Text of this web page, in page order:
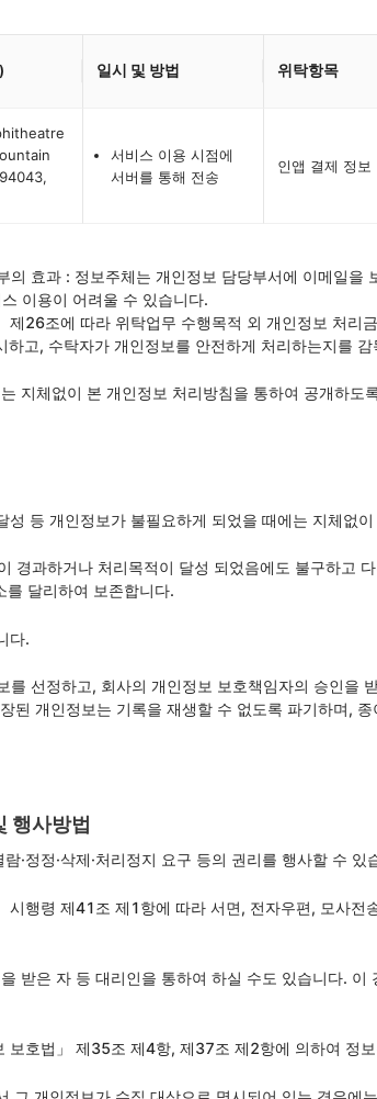
일시 및 방법 위탁항목
서비스 이용 시점에
서버를 통해 전송
인앱 결제 정보
의 효과 : 정보주체는 개인정보 담당부서에 이메일
이용이 어려울 수 있습니다.
26조에 따라 위탁업무 수행목적 외 개인정보 처리
고, 수탁자가 개인정보를 안전하게 처리하는지를
지체없이 본 개인정보 처리방침을 통하여 공개하도
등 개인정보가 불필요하게 되었을 때에는 지체없
과하거나 처리목적이 달성 되었음에도 불구하고
를 달리하여 보존합니다.
다.
선정하고, 회사의 개인정보 보호책임자의 승인을
된 개인정보는 기록을 재생할 수 없도록 파기하며,
행사방법
정정·삭제·처리정지 요구 등의 권리를 행사할 수 있
행령 제41조 제1항에 따라 서면, 전자우편, 모사전
받은 자 등 대리인을 통하여 하실 수도 있습니다.
호법」 제35조 제4항, 제37조 제2항에 의하여 정